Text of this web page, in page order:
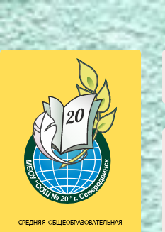
СРЕДНЯЯ ОБЩЕОБРАЗОВАТЕЛЬНАЯ